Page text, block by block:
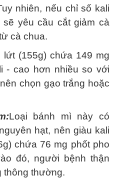
nhiên, nếu chỉ số kali
yêu cầu cắt giảm cà
cà chua.
lứt (155g) chứa 149 mg
- cao hơn nhiều so với
chọn gạo trắng hoặc
Loại bánh mì này có
hạt, nên giàu kali
chứa 76 mg phốt pho
đó, người bệnh thận
thông thường.